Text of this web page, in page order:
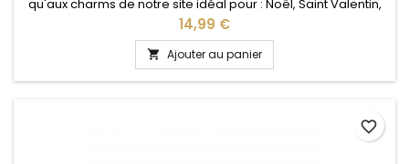
qu'aux charms de notre site idéal pour : Noël, Saint Valentin,
anniversaire, anniversaire de mariage La partie ajustable se
détache d'un coté pour passer les charms par simple
pression sur le bouton Ajustable pour tous les poignets
enfant adulte
Prix
14,99 €
 Ajouter au panier
favorite_border